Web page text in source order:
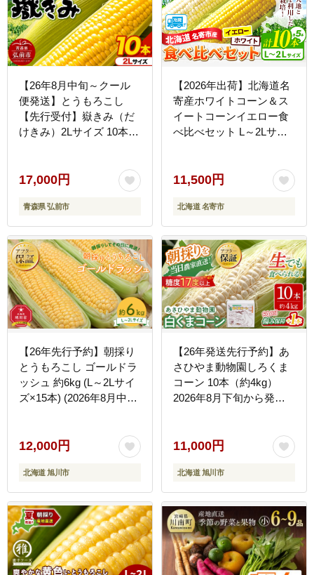
【26年8月中旬～クール
便発送】とうもろこし
【先行受付】嶽きみ（だ
けきみ）2Lサイズ 10本
しい コーン だけきみ と
うもろこし ひろさき ブラ
ンド もろこし 弘前 青森
美味 野菜 嶽きみ]
17,000円
青森県 弘前市
【2026年出荷】北海道名
寄産ホワイトコーン＆ス
イートコーンイエロー食
べ比べセット L～2Lサイ
定》NPO法人なよろ観光
まちづくり協会 とうもろ
こし 食べ比べ 旬 新鮮 産
地直送 糖度 冷蔵 レビュ
ー高評価---
nayoro_nkm_112_10p_hp-
--
11,500円
北海道 名寄市
【26年先行予約】朝採り
とうもろこし ゴールドラ
ッシュ 約6kg (L～2Lサイ
ズ×15本) (2026年8月中旬
コーン 産地直送 バーベキ
ュー BBQ コーン 旬 お取
り寄せ 旭川市 北海道 】
_01707
12,000円
北海道 旭川市
【26年発送先行予約】あ
さひやま動物園しろくま
コーン 10本（約4kg）
2026年8月下旬から発送
いとうもろこし 白いスイ
ートコーン 産地直送 ホワ
イトレディ コーン 玉蜀黍
旬 お取り寄せ 旭川市 北
海道 】_00308
11,000円
北海道 旭川市